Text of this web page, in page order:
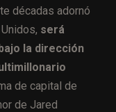
décadas adornó
será
la dirección
de capital de
de Jared